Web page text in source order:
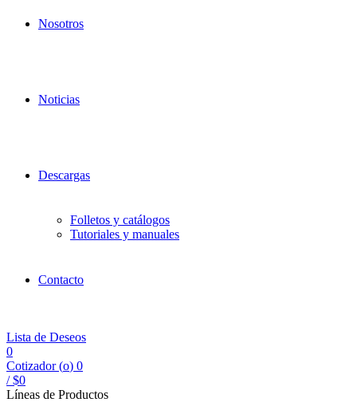
Nosotros
Noticias
Descargas
Folletos y catálogos
Tutoriales y manuales
Contacto
Lista de Deseos
0
Cotizador (o) 0
/ $0
Líneas de Productos